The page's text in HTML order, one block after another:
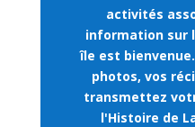
activités
information sur
île est
photos, vos
transmettez
l'Histoire de